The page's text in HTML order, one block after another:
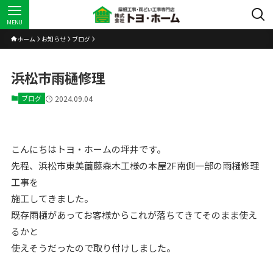
MENU
ホーム お知らせ ブログ
浜松市雨樋修理
ブログ 2024.09.04
こんにちはトヨ・ホームの坪井です。
先程、浜松市東美薗藤森木工様の本屋2F南側一部の雨樋修理
工事を
施工してきました。
既存雨樋があってお客様からこれが落ちてきてそのまま使え
るかと
使えそうだったので取り付けしました。